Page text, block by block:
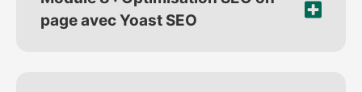
page avec Yoast SEO